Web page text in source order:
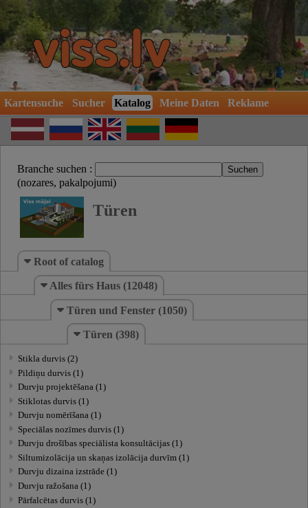
Kartensuche Sucher Katalog Meine Daten Reklame
Branche suchen :
(nozares, pakalpojumi)
Türen
Root of catalog
Alles fürs Haus (12048)
Türen und Fenster (1050)
Türen (398)
Stikla durvis (2)
Pildiņu durvis (1)
Durvju projektēšana (1)
Stiklotas durvis (1)
Durvju nomērīšana (1)
Speciālas nozīmes durvis (1)
Durvju drošības speciālista konsultācijas (1)
Siltumizolācija un skaņas izolācija durvīm (1)
Durvju dizaina izstrāde (1)
Durvju ražošana (1)
Pārfalcētas durvis (1)